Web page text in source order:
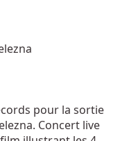
pour la sortie
Concert live